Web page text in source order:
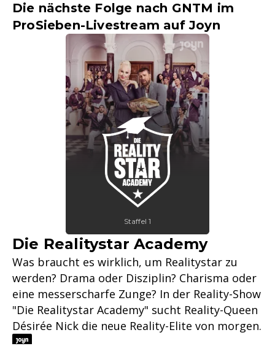
Die nächste Folge nach GNTM im
ProSieben-Livestream auf Joyn
Staffel 1
Die Realitystar Academy
Was braucht es wirklich, um Realitystar zu
werden? Drama oder Disziplin? Charisma oder
eine messerscharfe Zunge? In der Reality-Show
"Die Realitystar Academy" sucht Reality-Queen
Désirée Nick die neue Reality-Elite von morgen.